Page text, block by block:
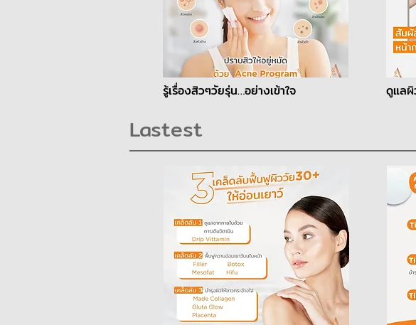
รู้เรื่องสิวๆวัยรุ่น…อย่างเข้าใจ
Lastest